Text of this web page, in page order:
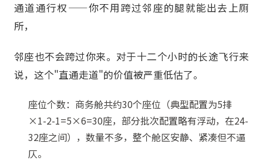
通道通行权——你不用跨过邻座的腿就能出去上厕
所，
邻座也不会跨过你来。对于十二个小时的长途飞行来
说，这个"直通走道"的价值被严重低估了。
座位个数：商务舱共约30个座位（典型配置为5排
×1-2-1=5×6=30座，部分批次配置略有浮动，在24-
32座之间），数量不多，整个舱区安静、紧凑但不逼
仄。